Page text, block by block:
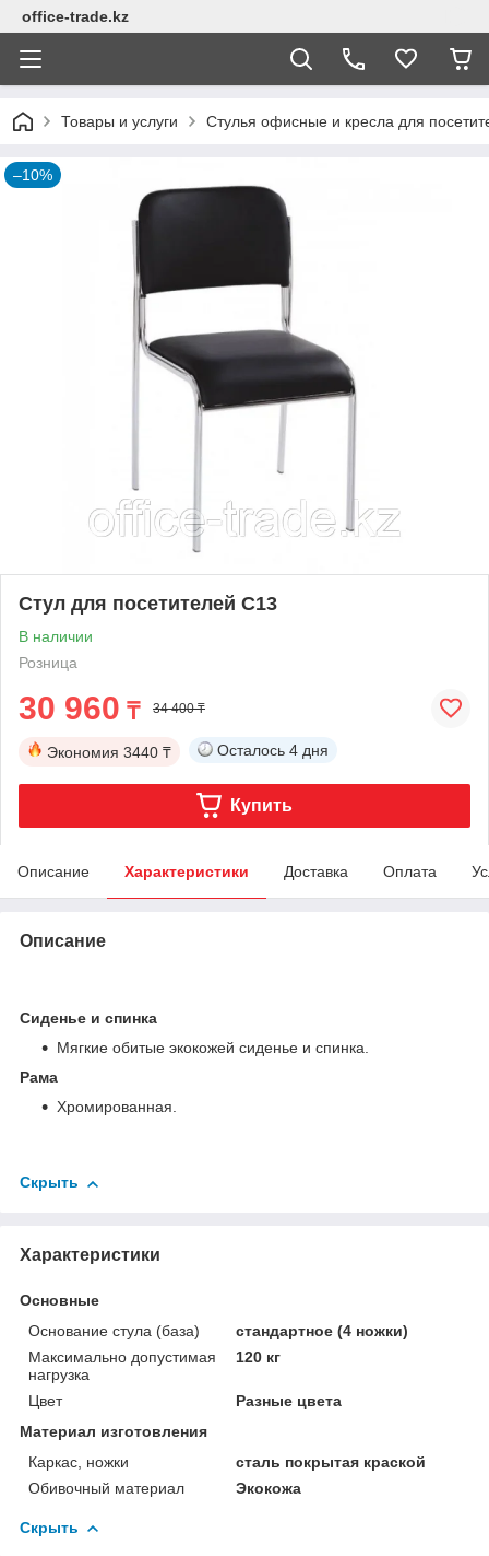
office-trade.kz
Товары и услуги Стулья офисные и кресла для
–10%
Стул для посетителей С13
В наличии
Розница
30 960 ₸ 34 400 ₸
Экономия 3440 ₸ Осталось 4 дня
Купить
Описание Характеристики Доставка Оплата
Описание
Сиденье и спинка
Мягкие обитые экокожей сиденье и спинка.
Рама
Хромированная.
Скрыть
Характеристики
Основные
Основание стула (база)
стандартное (4 ножки)
Максимально допустимая
нагрузка
120 кг
Цвет
Разные цвета
Материал изготовления
Каркас, ножки
сталь покрытая краской
Обивочный материал
Экокожа
Скрыть